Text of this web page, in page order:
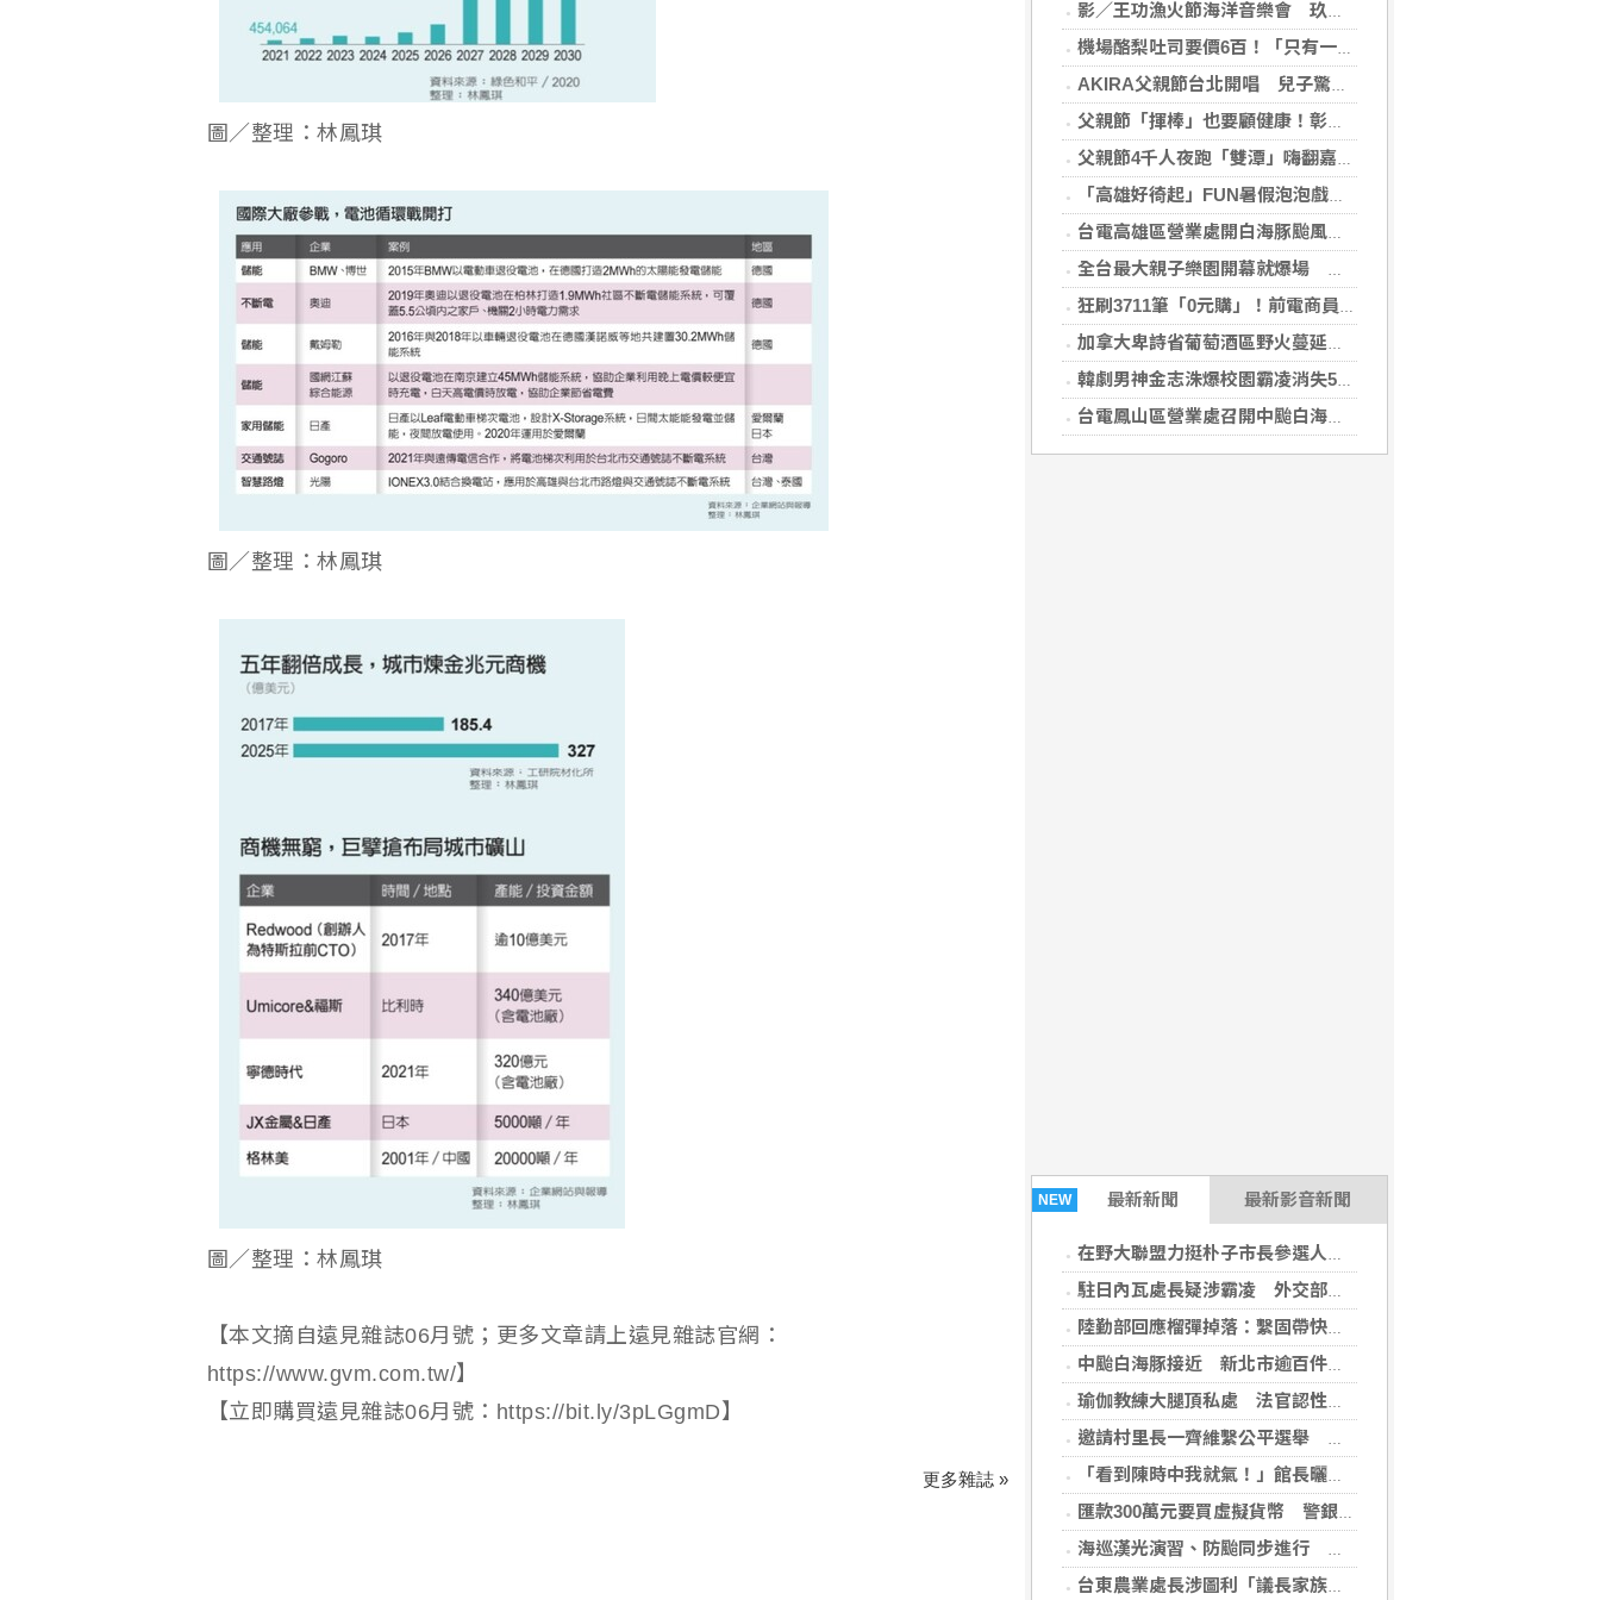
影／王功漁火節海洋音樂會 玖壹壹壓軸、煙火嗨翻王功漁港
機場酪梨吐司要價6百！「只有一片麵包」旅客傻眼 專家揭高價背後原因
AKIRA父親節台北開唱 兒子驚喜獻聲「爸爸I Love You」
父親節「揮棒」也要顧健康！彰基現身原民壘球賽
父親節4千人夜跑「雙潭」嗨翻嘉義 黃敏惠鳴槍：運動打造幸福城市
「高雄好徛起」FUN暑假泡泡戲水樂園開張囉
台電高雄區營業處開白海豚颱風災害整備會議
全台最大親子樂園開幕就爆場 首日3萬人湧入、輕軌人次暴增20倍
狂刷3711筆「0元購」！前電商員工鑽漏洞 家中倉庫塞滿1143件家電
加拿大卑詩省葡萄酒區野火蔓延 數千居民撤離
韓劇男神金志洙爆校園霸凌消失5年 轉戰菲律賓近況曝光
台電鳳山區營業處召開中颱白海豚整備會議
NEW 最新新聞 最新影音新聞
在野大聯盟力挺朴子市長參選人黃嫈珺競選總部成立 侯友宜拍片力挺黃嫈珺提四大政見打造「幸福城市科技新都」
駐日內瓦處長疑涉霸凌 外交部組專案小組啟動調查
陸勤部回應榴彈掉落：繫固帶快解鎖鬆脫、未裝引信藥包
中颱白海豚接近 新北市逾百件零星災情已漸恢復市容
瑜伽教練大腿頂私處 法官認性騷有疑判無罪
邀請村里長一齊維繫公平選舉 苗檢檢察長遞交守護家鄉宣導信
「看到陳時中我就氣！」館長曬「3劑高端」小黃卡 揭民進黨發財真相：青鳥全失智了嗎？
匯款300萬元要買虛擬貨幣 警銀聯手及時阻詐56歲婦夢醒
海巡漢光演習、防颱同步進行 守護海疆國安
台東農業處長涉圖利「議長家族的渡假村」 從交保變成羈押禁見
圖／整理：林鳳琪
圖／整理：林鳳琪
圖／整理：林鳳琪
【本文摘自遠見雜誌06月號；更多文章請上遠見雜誌官網：
https://www.gvm.com.tw/】
【立即購買遠見雜誌06月號：https://bit.ly/3pLGgmD】
更多雜誌 »